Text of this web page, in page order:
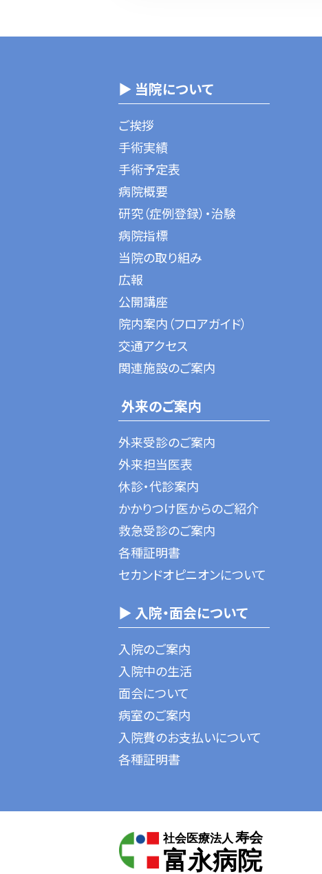
▶ 当院について
ご挨拶
手術実績
手術予定表
病院概要
研究（症例登録）・治験
病院指標
当院の取り組み
広報
公開講座
院内案内（フロアガイド）
交通アクセス
関連施設のご案内
外来のご案内
外来受診のご案内
外来担当医表
休診・代診案内
かかりつけ医からのご紹介
救急受診のご案内
各種証明書
セカンドオピニオンについて
▶ 入院・面会について
入院のご案内
入院中の生活
面会について
病室のご案内
入院費のお支払いについて
各種証明書
社会医療法人 寿会
富永病院